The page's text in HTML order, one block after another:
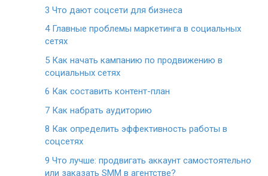
3 Что дают соцсети для бизнеса
4Главные проблемы маркетинга в социальных
сетях
5 Как начать кампанию по продвижению в
социальных сетях
6 Как составить контент-план
7 Как набрать аудиторию
8 Как определить эффективность работы в
соцсетях
9 Что лучше: продвигать аккаунт самостоятельно
или заказать SMM в агентстве?